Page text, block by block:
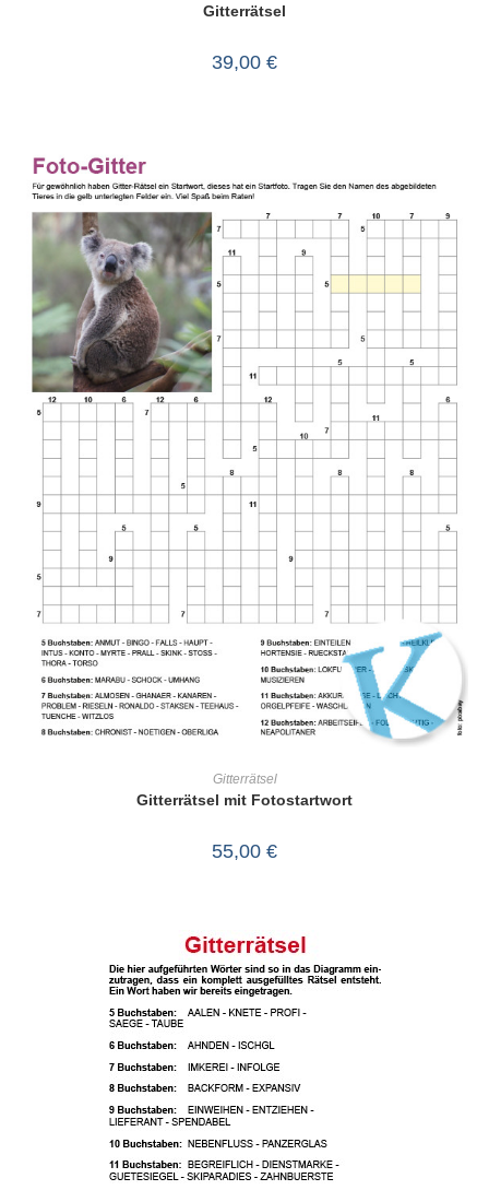
Gitterrätsel
39,00 €
Gitterrätsel
Gitterrätsel mit Fotostartwort
55,00 €